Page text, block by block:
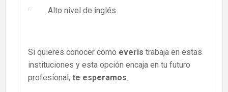
· Alto nivel de inglés
Si quieres conocer como everis trabaja en estas
instituciones y esta opción encaja en tu futuro
profesional, te esperamos.